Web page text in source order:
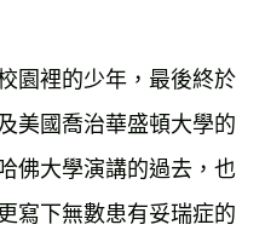
園裡的少年，最後終於
美國喬治華盛頓大學的
佛大學演講的過去，也
寫下無數患有妥瑞症的